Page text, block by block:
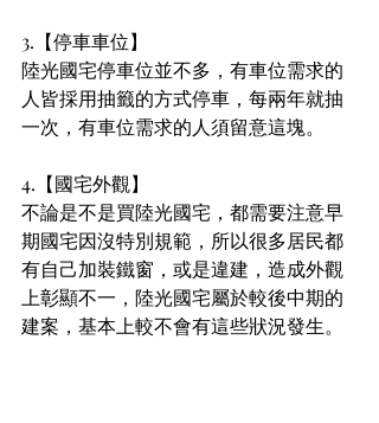
3.【停車車位】
陸光國宅停車位並不多，有車位需求的
人皆採用抽籤的方式停車，每兩年就抽
一次，有車位需求的人須留意這塊。
4.【國宅外觀】
不論是不是買陸光國宅，都需要注意早
期國宅因沒特別規範，所以很多居民都
有自己加裝鐵窗，或是違建，造成外觀
上彰顯不一，陸光國宅屬於較後中期的
建案，基本上較不會有這些狀況發生。